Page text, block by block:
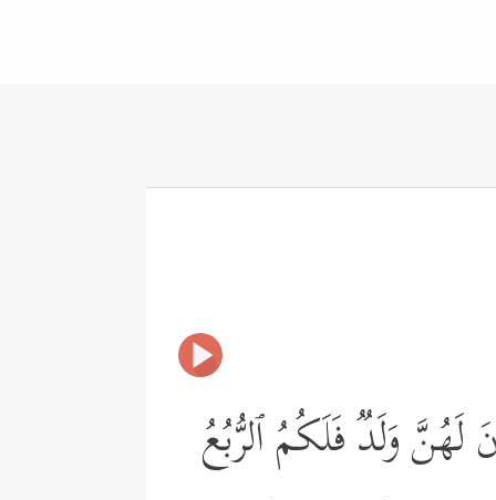
وَلَدࣱ فَلَكُمُ ٱلرُّبُعُ